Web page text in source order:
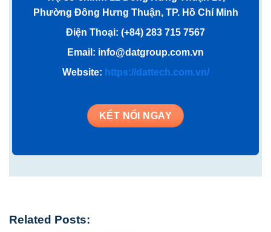
Phường Đông Hưng Thuận, TP. Hồ Chí Minh
Điện Thoại: (+84) 283 715 7567
Email: info@datgroup.com.vn
Website: https://dattech.com.vn/
KẾT NỐI NGAY
Related Posts: